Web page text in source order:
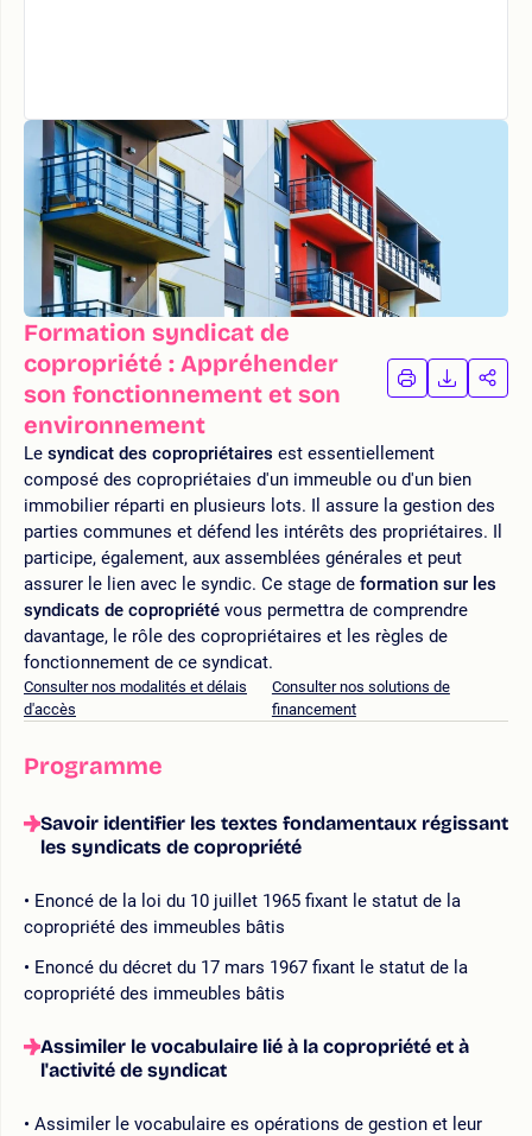
Formation syndicat de
copropriété : Appréhender
son fonctionnement et son
environnement
IMPRIMER
LA
LA
Le syndicat des copropriétaires est essentiellement
composé des copropriétaies d'un immeuble ou d'un bien
immobilier réparti en plusieurs lots. Il assure la gestion des
parties communes et défend les intérêts des propriétaires. Il
participe, également, aux assemblées générales et peut
assurer le lien avec le syndic. Ce stage de formation sur les
syndicats de copropriété vous permettra de comprendre
davantage, le rôle des copropriétaires et les règles de
fonctionnement de ce syndicat.
Consulter nos modalités et délais
d'accès
Consulter nos solutions de
financement
Programme
Savoir identifier les textes fondamentaux régissant
les syndicats de copropriété
Enoncé de la loi du 10 juillet 1965 fixant le statut de la
copropriété des immeubles bâtis
Enoncé du décret du 17 mars 1967 fixant le statut de la
copropriété des immeubles bâtis
Assimiler le vocabulaire lié à la copropriété et à
l'activité de syndicat
Assimiler le vocabulaire es opérations de gestion et leur